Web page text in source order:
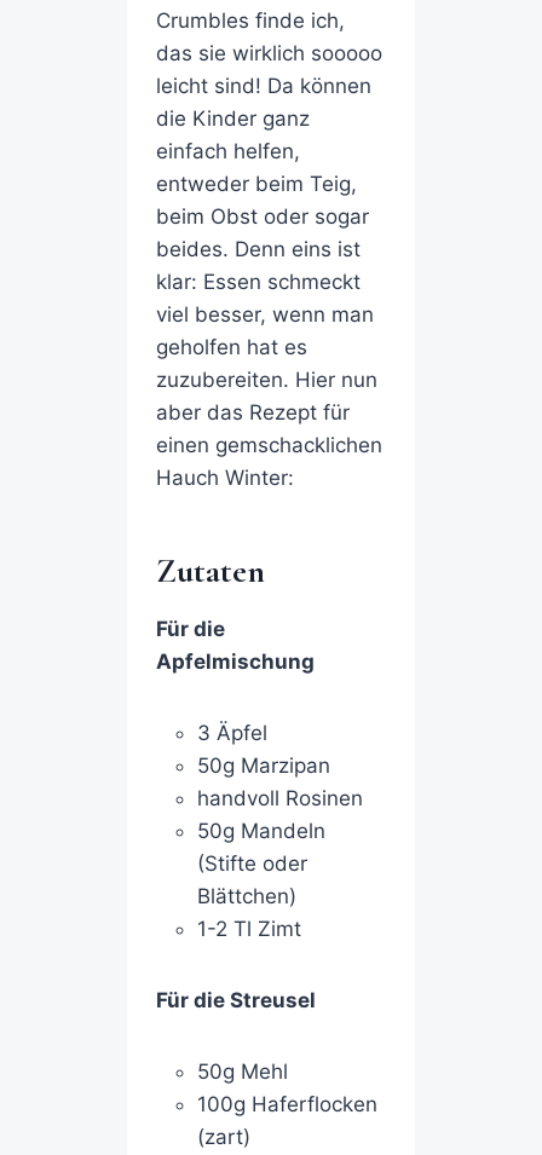
Crumbles finde ich,
das sie wirklich sooooo
leicht sind! Da können
die Kinder ganz
einfach helfen,
entweder beim Teig,
beim Obst oder sogar
beides. Denn eins ist
klar: Essen schmeckt
viel besser, wenn man
geholfen hat es
zuzubereiten. Hier nun
aber das Rezept für
einen gemschacklichen
Hauch Winter:
Zutaten
Für die
Apfelmischung
3 Äpfel
50g Marzipan
handvoll Rosinen
50g Mandeln
(Stifte oder
Blättchen)
1-2 Tl Zimt
Für die Streusel
50g Mehl
100g Haferflocken
(zart)